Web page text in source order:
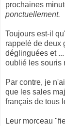
prochaines
ponctuellement.
Toujours est-il
rappelé de deux
déglinguées et
oublié les souris
Par contre, je
que les sales
français de tous
Leur morceau